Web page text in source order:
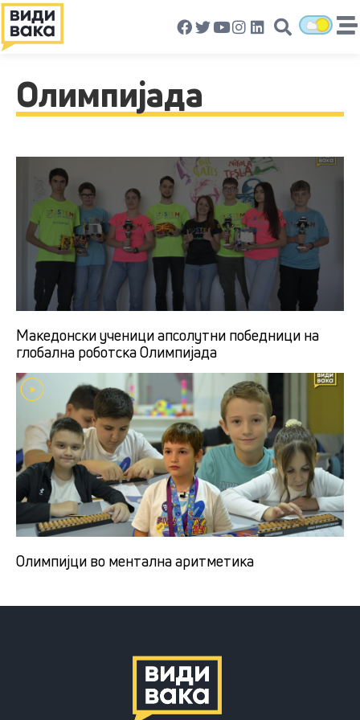
Олимпијада
Македонски ученици апсолутни победници на
глобална роботска Олимпијада
Олимпијци во ментална аритметика